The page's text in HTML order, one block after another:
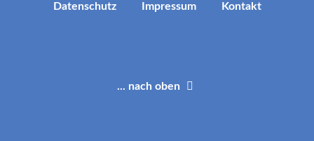
Datenschutz Impressum Kontakt
... nach oben